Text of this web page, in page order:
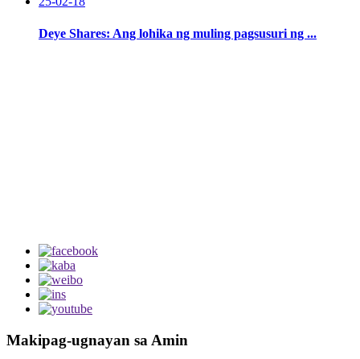
Deye Shares: Ang lohika ng muling pagsusuri ng ...
Makipag-ugnayan sa Amin